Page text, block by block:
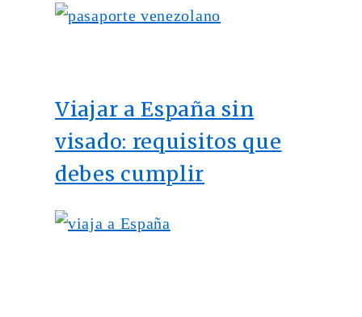
Viajar a España sin
visado: requisitos que
debes cumplir